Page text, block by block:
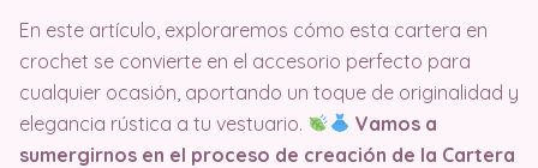
En este artículo, exploraremos cómo esta cartera en
crochet se convierte en el accesorio perfecto para
cualquier ocasión, aportando un toque de originalidad y
elegancia rústica a tu vestuario.
Vamos a
sumergirnos en el proceso de creación de la Cartera